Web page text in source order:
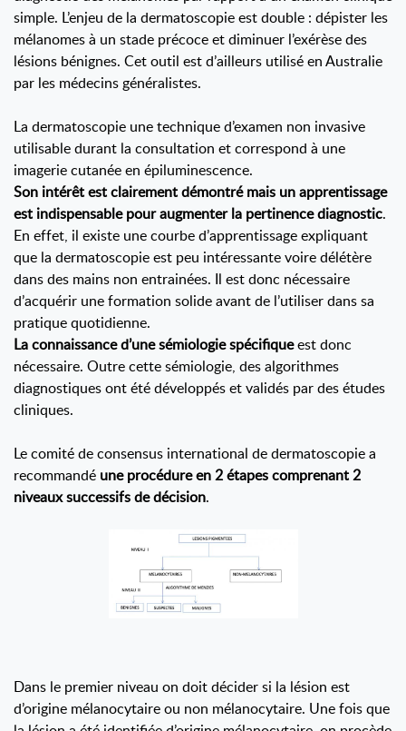
simple. L’enjeu de la dermatoscopie est double : dépister les
mélanomes à un stade précoce et diminuer l’exérèse des
lésions bénignes. Cet outil est d’ailleurs utilisé en Australie
par les médecins généralistes.
La dermatoscopie une technique d’examen non invasive
utilisable durant la consultation et correspond à une
imagerie cutanée en épiluminescence.
Son intérêt est clairement démontré mais un apprentissage
est indispensable pour augmenter la pertinence diagnostic.
En effet, il existe une courbe d’apprentissage expliquant
que la dermatoscopie est peu intéressante voire délétère
dans des mains non entrainées. Il est donc nécessaire
d’acquérir une formation solide avant de l’utiliser dans sa
pratique quotidienne.
La connaissance d’une sémiologie spécifiqueest donc
nécessaire. Outre cette sémiologie, des algorithmes
diagnostiques ont été développés et validés par des études
cliniques.
Le comité de consensus international de dermatoscopie a
recommandé une procédure en 2 étapes comprenant 2
niveaux successifs de décision.
Dans le premier niveau on doit décider si la lésion est
d’origine mélanocytaire ou non mélanocytaire. Une fois que